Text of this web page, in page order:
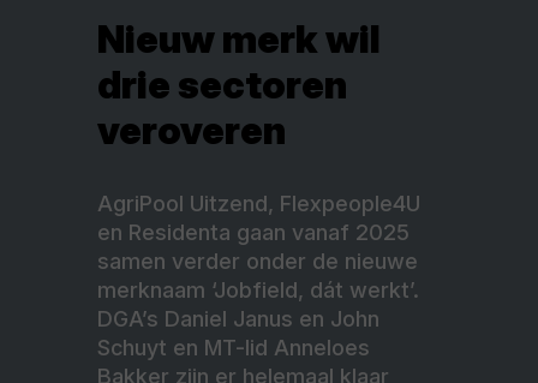
Nieuw merk wil
drie sectoren
veroveren
AgriPool Uitzend, Flexpeople4U
en Residenta gaan vanaf 2025
samen verder onder de nieuwe
merknaam ‘Jobfield, dát werkt’.
DGA’s Daniel Janus en John
Schuyt en MT-lid Anneloes
Bakker zijn er helemaal klaar